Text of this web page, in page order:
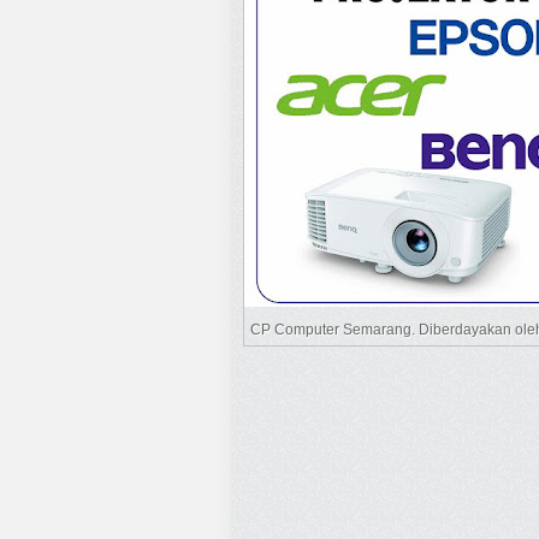
CP Computer Semarang. Diberdayakan